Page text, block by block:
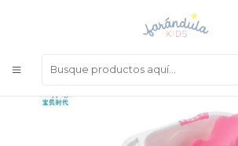
LAS MEJORES PRENDAS A UN